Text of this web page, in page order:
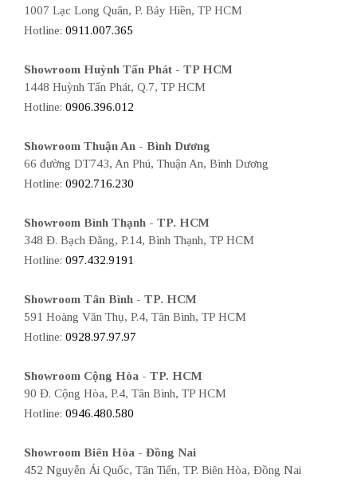
1007 Lạc Long Quân, P. Bảy Hiền, TP HCM
Hotline: 0911.007.365
Showroom Huỳnh Tấn Phát - TP HCM
1448 Huỳnh Tấn Phát, Q.7, TP HCM
Hotline: 0906.396.012
Showroom Thuận An - Bình Dương
66 đường DT743, An Phú, Thuận An, Bình Dương
Hotline: 0902.716.230
Showroom Bình Thạnh - TP. HCM
348 Đ. Bạch Đằng, P.14, Bình Thạnh, TP HCM
Hotline: 097.432.9191
Showroom Tân Bình - TP. HCM
591 Hoàng Văn Thụ, P.4, Tân Bình, TP HCM
Hotline: 0928.97.97.97
Showroom Cộng Hòa - TP. HCM
90 Đ. Cộng Hòa, P.4, Tân Bình, TP HCM
Hotline: 0946.480.580
Showroom Biên Hòa - Đồng Nai
452 Nguyễn Ái Quốc, Tân Tiến, TP. Biên Hòa, Đồng Nai